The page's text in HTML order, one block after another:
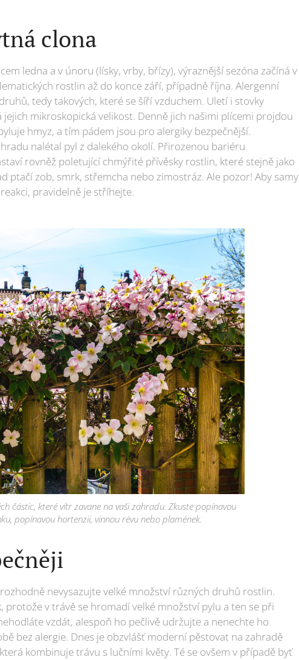
clona
ledna a v únoru (lísky, vrby, břízy), výraznější sezóna začíná v
rostlin až do konce září, případně října. Alergenní
tedy takových, které se šíří vzduchem. Uletí i stovky
mikroskopická velikost. Denně jich našimi plícemi projdou
hmyz, a tím pádem jsou pro alergiky bezpečnější.
nalétal pyl z dalekého okolí. Přirozenou bariéru
rovněž poletující chmýřité přívěsky rostlin, které stejně jako
ptačí zob, smrk, střemcha nebo zimostráz. Ale pozor! Aby samy
pravidelně je stříhejte.
částic, které vítr zavane na vaši zahradu. Zkuste popínavou
popínavou hortenzii, vinnou révu nebo plamének.
nevysazujte velké množství různých druhů rostlin.
v trávě se hromadí velké množství pylu a ten se při
vzdát, alespoň ho pečlivě udržujte a nenechte ho
bez alergie. Dnes je obzvlášť moderní pěstovat na zahradě
kombinuje trávu s lučními květy. Té se ovšem v případě byť